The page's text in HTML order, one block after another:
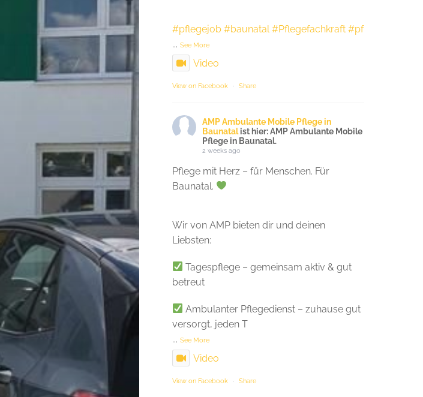
#pflegejob #baunatal #Pflegefachkraft #pf
... See More
Video
View on Facebook · Share
AMP Ambulante Mobile Pflege in
Baunatalist hier: AMP Ambulante Mobile
Pflege in Baunatal.
2 weeks ago
Pflege mit Herz – für Menschen. Für
Baunatal.
Wir von AMP bieten dir und deinen
Liebsten:
Tagespflege – gemeinsam aktiv & gut
betreut
Ambulanter Pflegedienst – zuhause gut
versorgt, jeden T
... See More
Video
View on Facebook · Share